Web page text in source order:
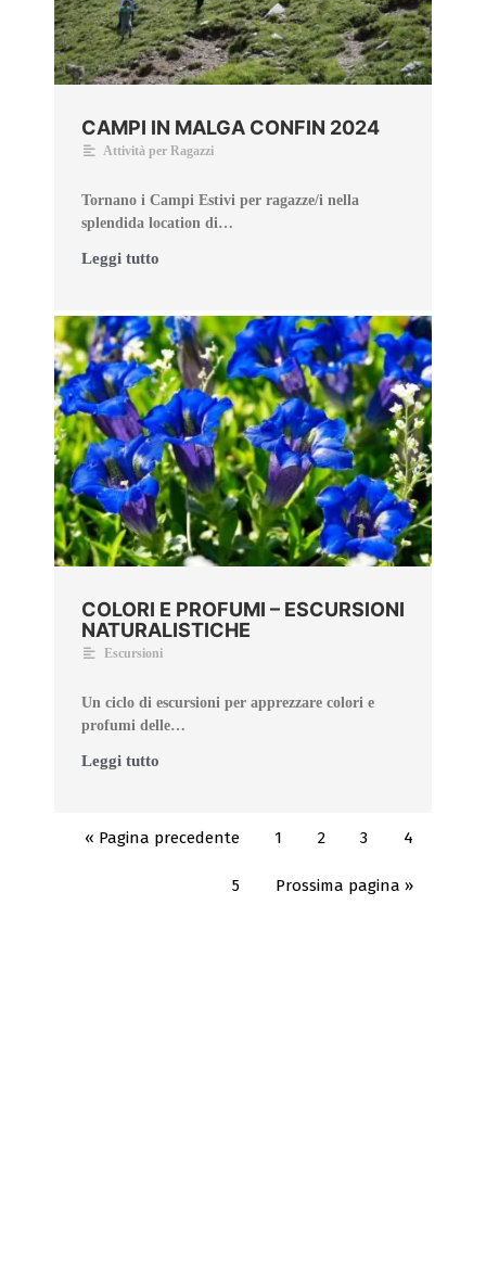
CAMPI IN MALGA CONFIN 2024
Attività per Ragazzi
Tornano i Campi Estivi per ragazze/i nella
splendida location di…
Leggi tutto
COLORI E PROFUMI – ESCURSIONI
NATURALISTICHE
Escursioni
Un ciclo di escursioni per apprezzare colori e
profumi delle…
Leggi tutto
« Pagina precedente 1 2 3 4
5 Prossima pagina »